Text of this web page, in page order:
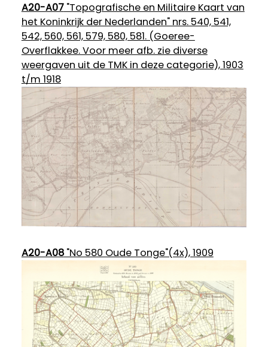
A20-A07"Topografische en Militaire Kaart van
het Koninkrijk der Nederlanden" nrs. 540, 541,
542, 560, 561, 579, 580, 581. (Goeree-
Overflakkee. Voor meer afb. zie diverse
weergaven uit de TMK in deze categorie), 1903
t/m 1918
A20-A08"No 580 Oude Tonge"(4x), 1909